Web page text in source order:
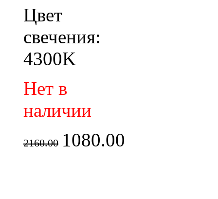
Цвет
свечения:
4300K
Нет в
наличии
2160.00 1080.00